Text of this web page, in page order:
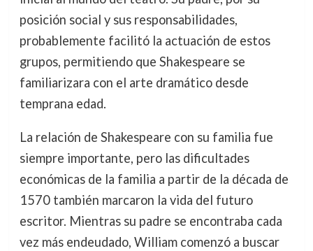
posición social y sus responsabilidades,
probablemente facilitó la actuación de estos
grupos, permitiendo que Shakespeare se
familiarizara con el arte dramático desde
temprana edad.
La relación de Shakespeare con su familia fue
siempre importante, pero las dificultades
económicas de la familia a partir de la década de
1570 también marcaron la vida del futuro
escritor. Mientras su padre se encontraba cada
vez más endeudado, William comenzó a buscar